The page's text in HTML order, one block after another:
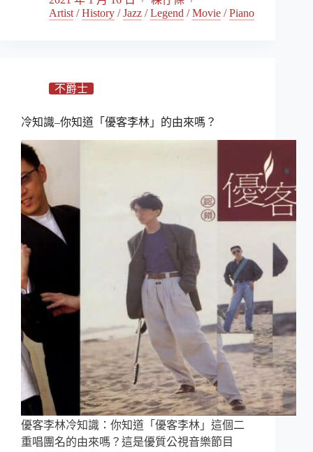
Artist /History /Jazz /Legend /Movie /Piano
不爵士
冷知識–你知道「優客李林」的由來嗎？
優客李林冷知識：你知道「優客李林」這個二
重唱團名的由來嗎？這是優質公視音樂節目